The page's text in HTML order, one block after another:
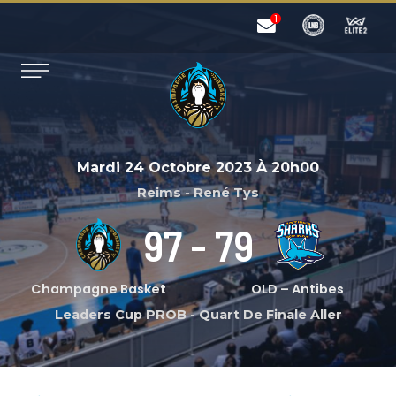
Mardi 24 Octobre 2023À 20h00
Reims - René Tys
Champagne Basket
97- 79
OLD – Antibes
Leaders Cup PROB-Quart De Finale Aller